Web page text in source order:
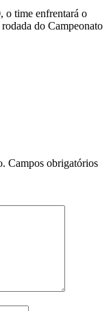
o time enfrentará o
do Campeonato
Campos obrigatórios